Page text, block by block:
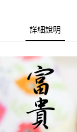
大哥付你分期
1.本服務由台灣大哥大
2.付款方式選擇「大哥
流程，驗證手機門號後
成交易。
3.實際核准額度、可分
4.訂單成立30分鐘內，
消。如遇「轉專審核」
法說明評估內容。
【繳款方式說明】
AFTEE先享後付
【關於「AFTEE先享後付
AFTEE先享後付是「在
便利好安心！
１．簡單：不需註冊會
２．便利：只要手機號
３．安心：先確認商品
ATM付款
運送方式
免運優惠
詳細說明